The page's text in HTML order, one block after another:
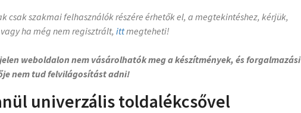
csak szakmai felhasználók részére érhetők el, a megtekintéshez, kérjük,
ha még nem regisztrált, ittmegteheti!
weboldalon nem vásárolhatók meg a készítmények, és forgalmazási
nem tud felvilágosítást adni!
univerzális toldalékcsővel